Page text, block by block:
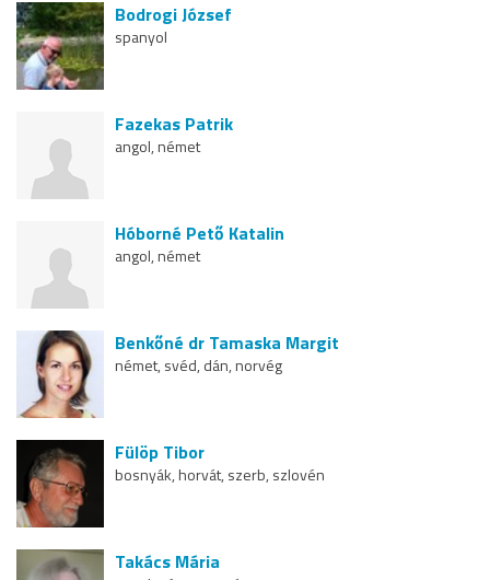
Bodrogi József
spanyol
Fazekas Patrik
angol, német
Hóborné Pető Katalin
angol, német
Benkőné dr Tamaska Margit
német, svéd, dán, norvég
Fülöp Tibor
bosnyák, horvát, szerb, szlovén
Takács Mária